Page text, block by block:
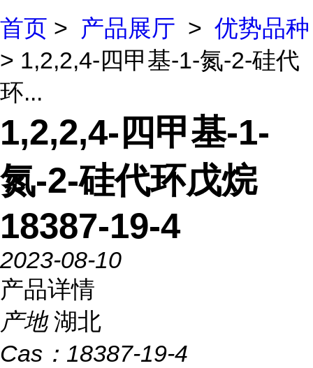
首页 > 产品展厅 > 优势品种
> 1,2,2,4-四甲基-1-氮-2-硅代
环...
1,2,2,4-四甲基-1-
氮-2-硅代环戊烷
18387-19-4
2023-08-10
产品详情
产地 湖北
Cas： 18387-19-4